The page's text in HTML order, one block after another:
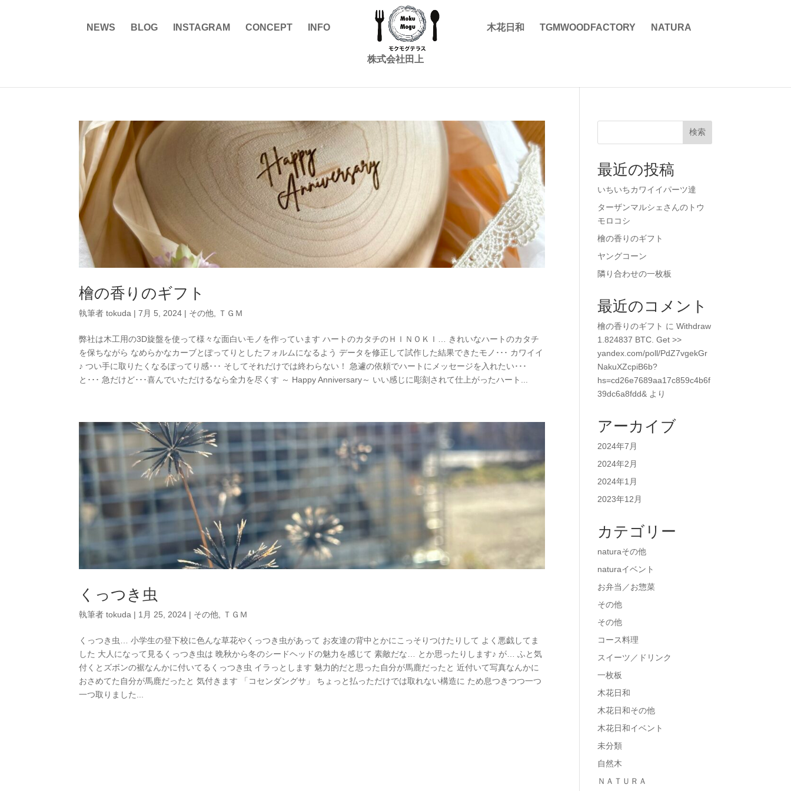
NEWS BLOG INSTAGRAM CONCEPT INFO 木花日和 TGMWOODFACTORY NATURA
株式会社田上
檜の香りのギフト
執筆者tokuda |7月 5, 2024 | その他 ＴＧＭ
弊社は木工用の3D旋盤を使って様々な面白いモノを作っています ハートのカタチのＨＩＮＯＫＩ… きれいなハートのカタチ
を保ちながら なめらかなカーブとぽってりとしたフォルムになるよう データを修正して試作した結果できたモノ･･･ カワイイ
♪ つい手に取りたくなるぽってり感･･･ そしてそれだけでは終わらない！ 急遽の依頼でハートにメッセージを入れたい･･･
と･･･ 急だけど･･･喜んでいただけるなら全力を尽くす ～ Happy Anniversary～ いい感じに彫刻されて仕上がったハート...
くっつき虫
執筆者tokuda | 1月 25, 2024 | その他 ＴＧＭ
くっつき虫… 小学生の登下校に色んな草花やくっつき虫があって お友達の背中とかにこっそりつけたりして よく悪戯してま
した 大人になって見るくっつき虫は 晩秋から冬のシードヘッドの魅力を感じて 素敵だな… とか思ったりします♪ が… ふと気
付くとズボンの裾なんかに付いてるくっつき虫 イラっとします 魅力的だと思った自分が馬鹿だったと 近付いて写真なんかに
おさめてた自分が馬鹿だったと 気付きます 「コセンダングサ」 ちょっと払っただけでは取れない構造に ため息つきつつ一つ
一つ取りました...
検索
最近の投稿
いちいちカワイイパーツ達
ターザンマルシェさんのトウ
モロコシ
檜の香りのギフト
ヤングコーン
隣り合わせの一枚板
最近のコメント
檜の香りのギフト にWithdraw
1.824837 BTC. Get >>
yandex.com/poll/PdZ7vgekGr
NakuXZcpiB6b?
hs=cd26e7689aa17c859c4b6f
39dc6a8fdd& より
アーカイブ
2024年7月
2024年2月
2024年1月
2023年12月
カテゴリー
naturaその他
naturaイベント
お弁当／お惣菜
その他
その他
コース料理
スイーツ／ドリンク
一枚板
木花日和
木花日和その他
木花日和イベント
未分類
自然木
ＮＡＴＵＲＡ